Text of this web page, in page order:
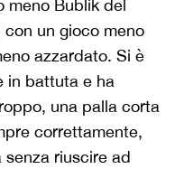
meno Bublik del
un gioco meno
azzardato. Si è
in battuta e ha
una palla corta
correttamente,
riuscire ad